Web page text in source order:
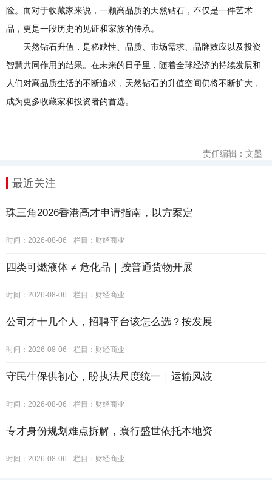
险。而对于收藏家来说，一颗高品质的天然钻石，不仅是一件艺术
品，更是一段历史的见证和家族的传承。
天然钻石升值，是稀缺性、品质、市场需求、品牌效应以及投资
智慧共同作用的结果。在未来的日子里，随着全球经济的持续发展和
人们对高品质生活的不断追求，天然钻石的升值空间仍将不断扩大，
成为更多收藏家和投资者的首选。
责任编辑：文墨
最近关注
珠三角2026香港高才申请指南，以方案定
时间：2026-08-06 栏目： 财经商业
四类可燃液体 ≠ 危化品｜按普通货物开展
时间：2026-08-06 栏目： 财经商业
公司才十几个人，招聘平台该怎么选？按发展
时间：2026-08-06 栏目： 财经商业
守民生保供初心，盼执法尺度统一｜运输风波
时间：2026-08-06 栏目： 财经商业
专才身份规划难点拆解，寰行盛世依托本地资
时间：2026-08-06 栏目： 财经商业